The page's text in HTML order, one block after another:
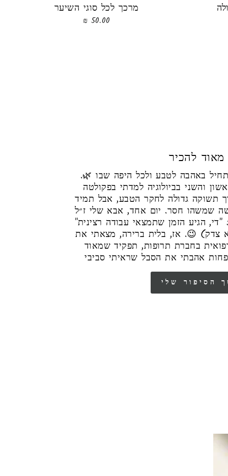
מרכך לכל סוגי השיער
50.00 ₪
להכיר
באהבה לטבע ולכל היפה שבו 🌿.
והשני בביולוגיה למדתי בפקולטה
תשוקה גדולה לחקר הטבע, אבל תמיד
שמשהו חסר. יום אחד, אבא שלי ז״ל
הגיע הזמן שתמצאי עבודה רצינית"
צדק) 😉. אז, בלית ברירה, מצאתי את
בחברת תרופות, תפקיד שמאוד